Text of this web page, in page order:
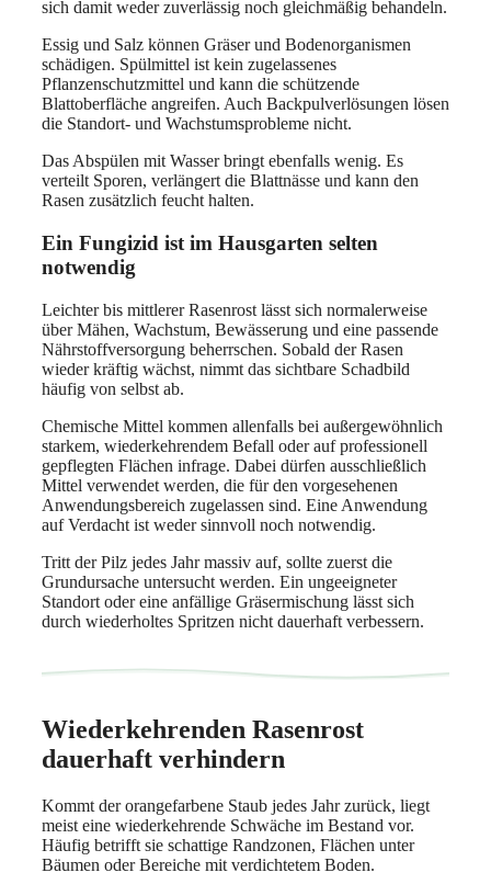
sich damit weder zuverlässig noch gleichmäßig behandeln.
Essig und Salz können Gräser und Bodenorganismen
schädigen. Spülmittel ist kein zugelassenes
Pflanzenschutzmittel und kann die schützende
Blattoberfläche angreifen. Auch Backpulverlösungen lösen
die Standort- und Wachstumsprobleme nicht.
Das Abspülen mit Wasser bringt ebenfalls wenig. Es
verteilt Sporen, verlängert die Blattnässe und kann den
Rasen zusätzlich feucht halten.
Ein Fungizid ist im Hausgarten selten
notwendig
Leichter bis mittlerer Rasenrost lässt sich normalerweise
über Mähen, Wachstum, Bewässerung und eine passende
Nährstoffversorgung beherrschen. Sobald der Rasen
wieder kräftig wächst, nimmt das sichtbare Schadbild
häufig von selbst ab.
Chemische Mittel kommen allenfalls bei außergewöhnlich
starkem, wiederkehrendem Befall oder auf professionell
gepflegten Flächen infrage. Dabei dürfen ausschließlich
Mittel verwendet werden, die für den vorgesehenen
Anwendungsbereich zugelassen sind. Eine Anwendung
auf Verdacht ist weder sinnvoll noch notwendig.
Tritt der Pilz jedes Jahr massiv auf, sollte zuerst die
Grundursache untersucht werden. Ein ungeeigneter
Standort oder eine anfällige Gräsermischung lässt sich
durch wiederholtes Spritzen nicht dauerhaft verbessern.
Wiederkehrenden Rasenrost
dauerhaft verhindern
Kommt der orangefarbene Staub jedes Jahr zurück, liegt
meist eine wiederkehrende Schwäche im Bestand vor.
Häufig betrifft sie schattige Randzonen, Flächen unter
Bäumen oder Bereiche mit verdichtetem Boden.